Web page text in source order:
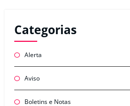
Categorias
Alerta
Aviso
Boletins e Notas